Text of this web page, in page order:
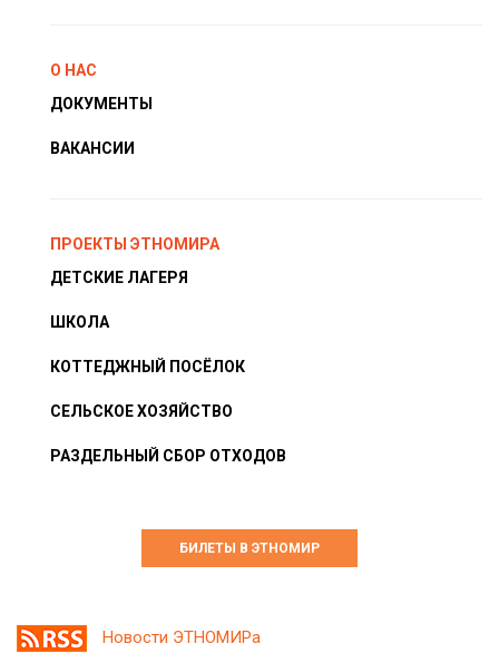
О НАС
ДОКУМЕНТЫ
ВАКАНСИИ
ПРОЕКТЫ ЭТНОМИРА
ДЕТСКИЕ ЛАГЕРЯ
ШКОЛА
КОТТЕДЖНЫЙ ПОСЁЛОК
СЕЛЬСКОЕ ХОЗЯЙСТВО
РАЗДЕЛЬНЫЙ СБОР ОТХОДОВ
БИЛЕТЫ В ЭТНОМИР
Новости ЭТНОМИРа